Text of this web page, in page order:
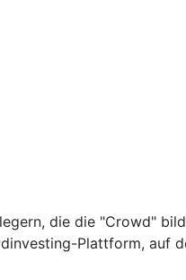
die die "Crowd"
Plattform, auf